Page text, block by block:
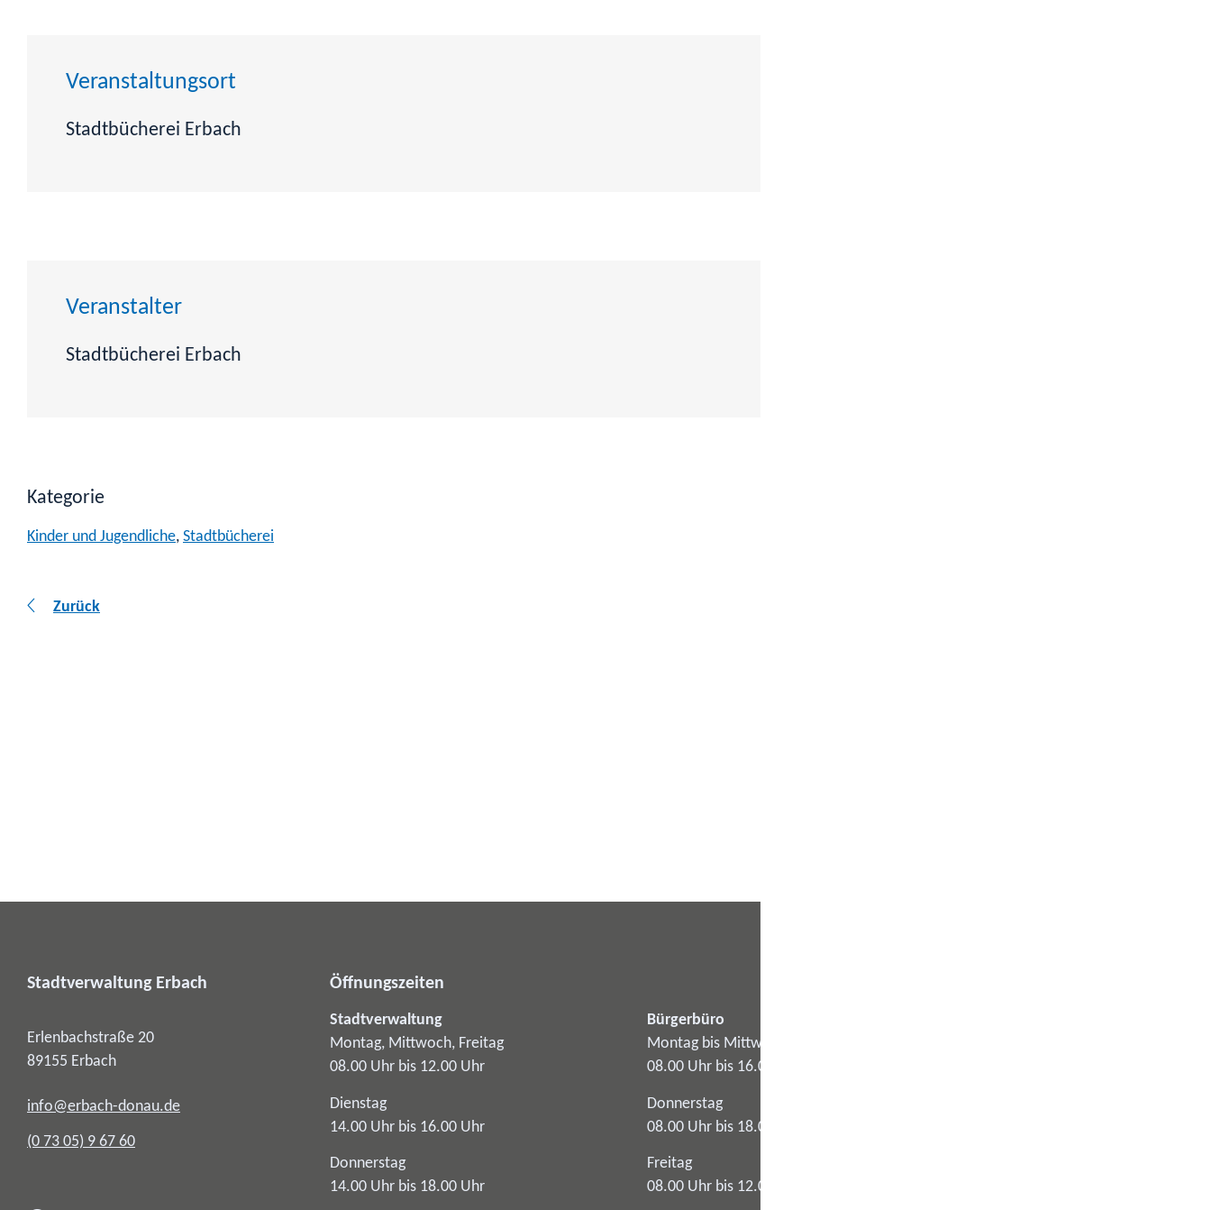
Veranstaltungsort
Stadtbücherei Erbach
Veranstalter
Stadtbücherei Erbach
Kategorie
Kinder und Jugendliche, Stadtbücherei
Zurück
Stadtverwaltung Erbach
Erlenbachstraße 20
89155 Erbach
info@erbach-donau.de
(0 73 05) 9 67 60
Öffnungszeiten
Stadtverwaltung
Montag, Mittwoch, Freitag
08.00 Uhr bis 12.00 Uhr
Dienstag
14.00 Uhr bis 16.00 Uhr
Donnerstag
14.00 Uhr bis 18.00 Uhr
Bürgerbüro
Montag bis Mittwoch
08.00 Uhr bis 16.00 Uhr
Donnerstag
08.00 Uhr bis 18.00 Uhr
Freitag
08.00 Uhr bis 12.00 Uhr